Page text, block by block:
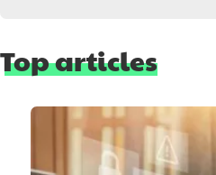
Top articles